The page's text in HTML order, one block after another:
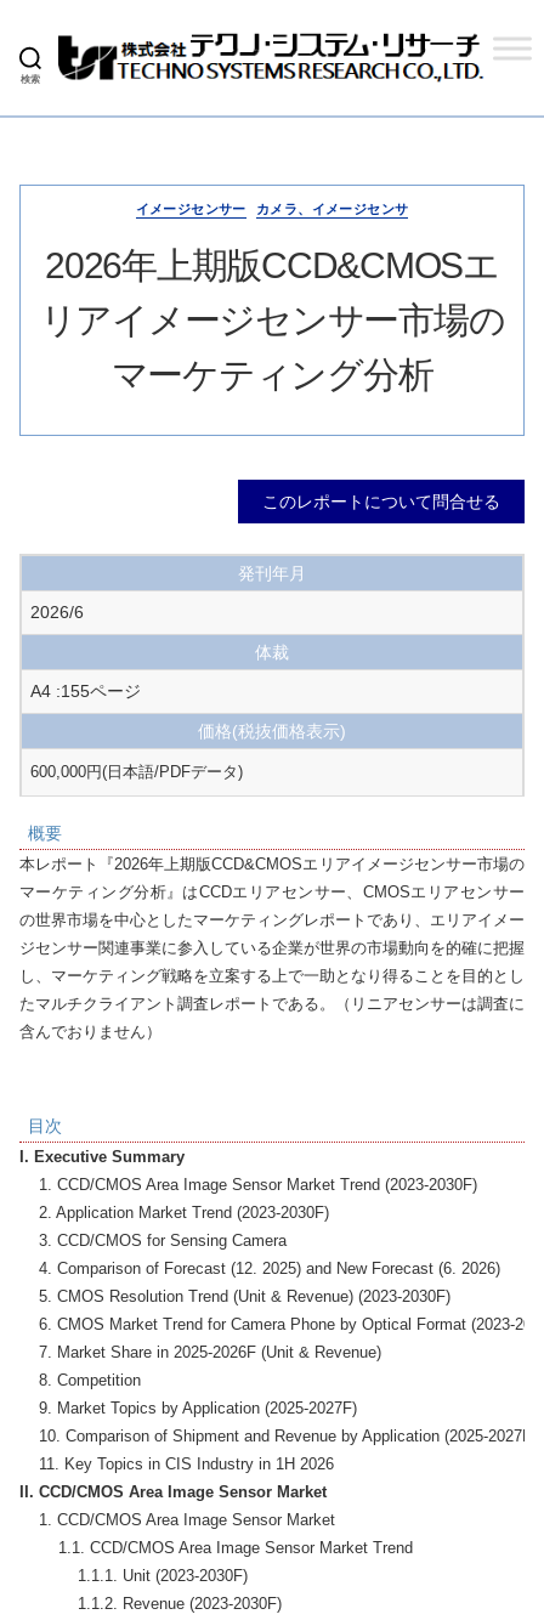
検索
式
テ
ク
ス
ム
リ
ー
イメージセンサー カメラ、イメージセンサ
2026年上期版CCD&CMOSエ
リアイメージセンサー市場の
マーケティング分析
このレポートについて問合せる
発刊年月
2026/6
体裁
A4 :155ページ
価格(税抜価格表示)
600,000円(日本語/PDFデータ)
概要
本レポート『2026年上期版CCD&CMOSエリアイメージセンサー市場の
マーケティング分析』はCCDエリアセンサー、CMOSエリアセンサー
の世界市場を中心としたマーケティングレポートであり、エリアイメー
ジセンサー関連事業に参入している企業が世界の市場動向を的確に把握
し、マーケティング戦略を立案する上で一助となり得ることを目的とし
たマルチクライアント調査レポートである。（リニアセンサーは調査に
含んでおりません）
目次
I. Executive Summary
    1. CCD/CMOS Area Image Sensor Market Trend (2023-2030F)
    2. Application Market Trend (2023-2030F)
    3. CCD/CMOS for Sensing Camera
    4. Comparison of Forecast (12. 2025) and New Forecast (6. 2026)
    5. CMOS Resolution Trend (Unit & Revenue) (2023-2030F)
6. CMOS Market Trend for Camera Phone by Optical Format (2023-
    7. Market Share in 2025-2026F (Unit & Revenue)
    8. Competition
    9. Market Topics by Application (2025-2027F)
    10. Comparison of Shipment and Revenue by Application (2025-2027F)
II. CCD/CMOS Area Image Sensor Market
    1. CCD/CMOS Area Image Sensor Market
        1.1. CCD/CMOS Area Image Sensor Market Trend
            1.1.1. Unit (2023-2030F)
            1.1.2. Revenue (2023-2030F)